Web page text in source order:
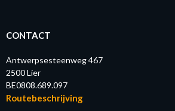
CONTACT
Antwerpsesteenweg 467
2500 Lier
BE0808.689.097
Routebeschrijving